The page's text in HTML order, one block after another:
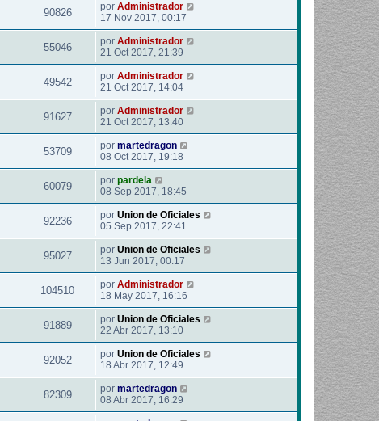
90826 por Administrador
17 Nov 2017, 00:17
55046 por Administrador
21 Oct 2017, 21:39
49542 por Administrador
21 Oct 2017, 14:04
91627 por Administrador
21 Oct 2017, 13:40
53709 por martedragon
08 Oct 2017, 19:18
60079 por pardela
08 Sep 2017, 18:45
92236 por Union de Oficiales
05 Sep 2017, 22:41
95027 por Union de Oficiales
13 Jun 2017, 00:17
104510 por Administrador
18 May 2017, 16:16
91889 por Union de Oficiales
22 Abr 2017, 13:10
92052 por Union de Oficiales
18 Abr 2017, 12:49
82309 por martedragon
08 Abr 2017, 16:29